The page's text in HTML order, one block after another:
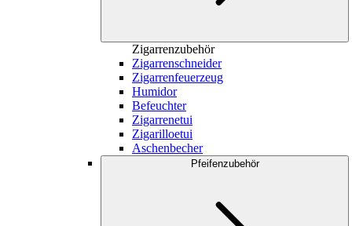
Zigarrenzubehör
Zigarrenschneider
Zigarrenfeuerzeug
Humidor
Befeuchter
Zigarrenetui
Zigarilloetui
Aschenbecher
Pfeifenzubehör